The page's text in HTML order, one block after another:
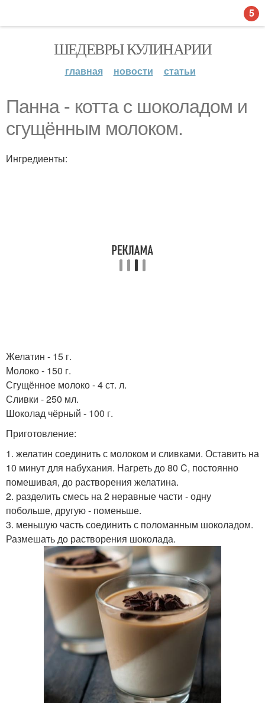
ШЕДЕВРЫ КУЛИНАРИИ
главная новости статьи
Панна - котта с шоколадом и
сгущённым молоком.
Ингредиенты:
Желатин - 15 г.
Молоко - 150 г.
Сгущённое молоко - 4 ст. л.
Сливки - 250 мл.
Шоколад чёрный - 100 г.
Приготовление:
1. желатин соединить с молоком и сливками. Оставить на
10 минут для набухания. Нагреть до 80 C, постоянно
помешивая, до растворения желатина.
2. разделить смесь на 2 неравные части - одну
побольше, другую - поменьше.
3. меньшую часть соединить с поломанным шоколадом.
Размешать до растворения шоколада.
5